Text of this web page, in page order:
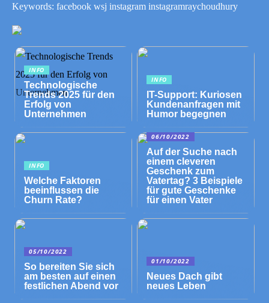
Keywords: facebook wsj instagram instagramraychoudhury
INFO
Technologische
Trends 2025 für den
Erfolg von
Unternehmen
INFO
IT-Support: Kuriosen
Kundenanfragen mit
Humor begegnen
INFO
Welche Faktoren
beeinflussen die
Churn Rate?
06/10/2022
Auf der Suche nach
einem cleveren
Geschenk zum
Vatertag? 3 Beispiele
für gute Geschenke
für einen Vater
05/10/2022
So bereiten Sie sich
am besten auf einen
festlichen Abend vor
01/10/2022
Neues Dach gibt
neues Leben